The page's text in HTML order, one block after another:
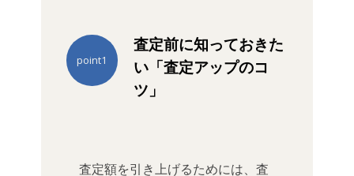
査定前に知っておきた
い「査定アップのコ
ツ」
point1
査定額を引き上げるためには、査